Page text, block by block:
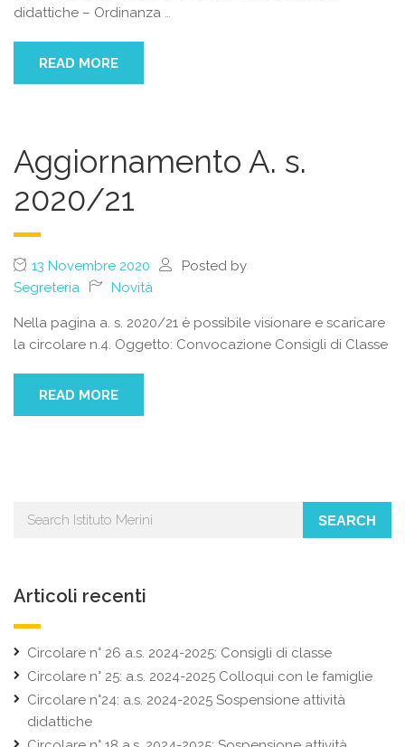
didattiche – Ordinanza …
READ MORE
Aggiornamento A. s.
2020/21
13 Novembre 2020
Posted by
Segreteria
Novità
Nella pagina a. s. 2020/21 è possibile visionare e scaricare
la circolare n.4. Oggetto: Convocazione Consigli di Classe
READ MORE
SEARCH
Articoli recenti
Circolare n° 26 a.s. 2024-2025: Consigli di classe
Circolare n° 25: a.s. 2024-2025 Colloqui con le famiglie
Circolare n°24: a.s. 2024-2025 Sospensione attività
didattiche